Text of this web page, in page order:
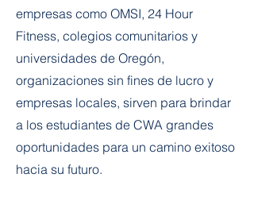
empresas como OMSI, 24 Hour
Fitness, colegios comunitarios y
universidades de Oregón,
organizaciones sin fines de lucro y
empresas locales, sirven para brindar
a los estudiantes de CWA grandes
oportunidades para un camino exitoso
hacia su futuro.